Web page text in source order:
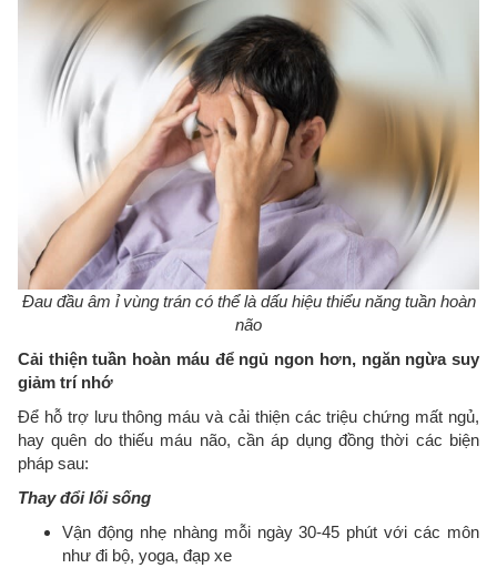
Đau đầu âm ỉ vùng trán có thể là dấu hiệu thiểu năng tuần hoàn
não
Cải thiện tuần hoàn máu để ngủ ngon hơn, ngăn ngừa suy
giảm trí nhớ
Để hỗ trợ lưu thông máu và cải thiện các triệu chứng mất ngủ,
hay quên do thiếu máu não, cần áp dụng đồng thời các biện
pháp sau:
Thay đổi lối sống
Vận động nhẹ nhàng mỗi ngày 30-45 phút với các môn
như đi bộ, yoga, đạp xe